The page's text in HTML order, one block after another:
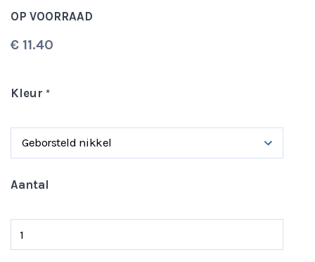
de
gallerij
OP VOORRAAD
€ 11.40
Kleur
Aantal